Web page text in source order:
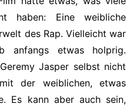
haben: Eine weibliche
des Rap. Vielleicht war
anfangs etwas holprig.
Jasper selbst nicht
der weiblichen, etwas
Es kann aber auch sein,